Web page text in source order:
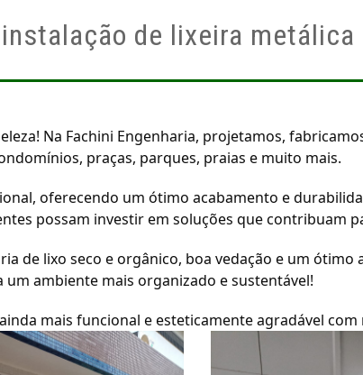
de lixeira metálica
Na Fachini Engenharia, projetamos,
praças, parques, praias e muito mais.
oferecendo um ótimo acabamento e
possam investir em soluções que contribuam
de lixo seco e orgânico, boa vedação e um ótimo
ambiente mais organizado e sustentável!
mais funcional e esteticamente agradável